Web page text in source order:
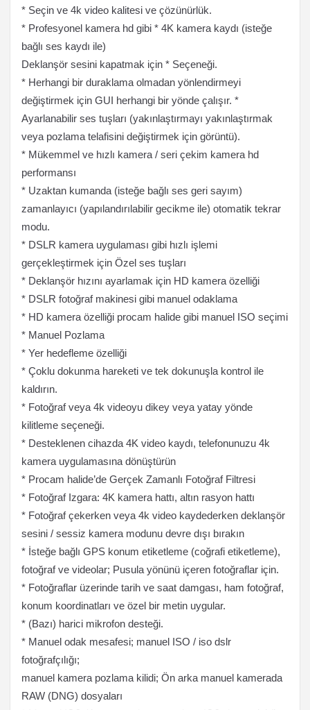
* Seçin ve 4k video kalitesi ve çözünürlük.
* Profesyonel kamera hd gibi * 4K kamera kaydı (isteğe
bağlı ses kaydı ile)
Deklanşör sesini kapatmak için * Seçeneği.
* Herhangi bir duraklama olmadan yönlendirmeyi
değiştirmek için GUI herhangi bir yönde çalışır. *
Ayarlanabilir ses tuşları (yakınlaştırmayı yakınlaştırmak
veya pozlama telafisini değiştirmek için görüntü).
* Mükemmel ve hızlı kamera / seri çekim kamera hd
performansı
* Uzaktan kumanda (isteğe bağlı ses geri sayım)
zamanlayıcı (yapılandırılabilir gecikme ile) otomatik tekrar
modu.
* DSLR kamera uygulaması gibi hızlı işlemi
gerçekleştirmek için Özel ses tuşları
* Deklanşör hızını ayarlamak için HD kamera özelliği
* DSLR fotoğraf makinesi gibi manuel odaklama
* HD kamera özelliği procam halide gibi manuel ISO seçimi
* Manuel Pozlama
* Yer hedefleme özelliği
* Çoklu dokunma hareketi ve tek dokunuşla kontrol ile
kaldırın.
* Fotoğraf veya 4k videoyu dikey veya yatay yönde
kilitleme seçeneği.
* Desteklenen cihazda 4K video kaydı, telefonunuzu 4k
kamera uygulamasına dönüştürün
* Procam halide’de Gerçek Zamanlı Fotoğraf Filtresi
* Fotoğraf Izgara: 4K kamera hattı, altın rasyon hattı
* Fotoğraf çekerken veya 4k video kaydederken deklanşör
sesini / sessiz kamera modunu devre dışı bırakın
* İsteğe bağlı GPS konum etiketleme (coğrafi etiketleme),
fotoğraf ve videolar; Pusula yönünü içeren fotoğraflar için.
* Fotoğraflar üzerinde tarih ve saat damgası, ham fotoğraf,
konum koordinatları ve özel bir metin uygular.
* (Bazı) harici mikrofon desteği.
* Manuel odak mesafesi; manuel ISO / iso dslr
fotoğrafçılığı;
manuel kamera pozlama kilidi; Ön arka manuel kamerada
RAW (DNG) dosyaları